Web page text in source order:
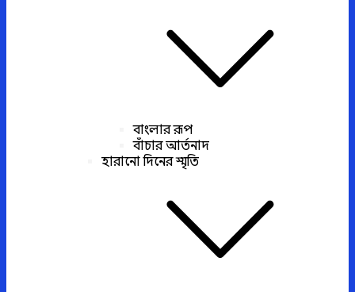
বাংলার রূপ
বাঁচার আর্তনাদ
হারানো দিনের স্মৃতি